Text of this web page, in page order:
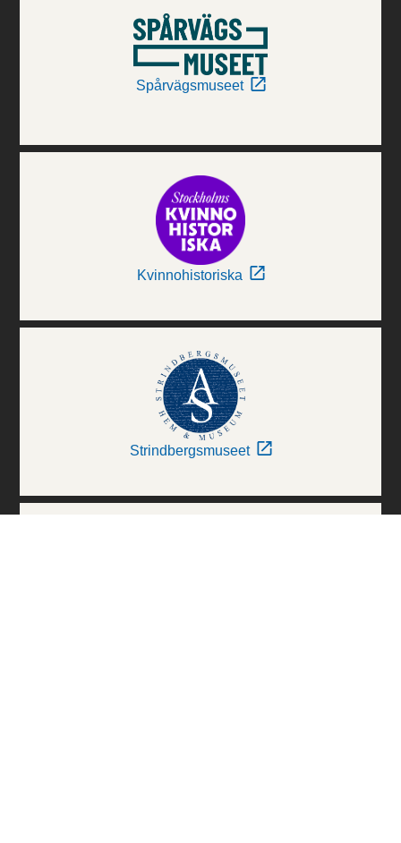
Spårvägsmuseet
Kvinnohistoriska
Strindbergsmuseet